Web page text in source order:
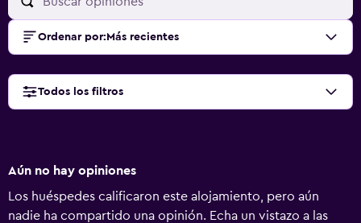
Ordenar por: Más recientes
Todos los filtros
Aún no hay opiniones
Los huéspedes calificaron este alojamiento, pero aún
nadie ha compartido una opinión. Echa un vistazo a las